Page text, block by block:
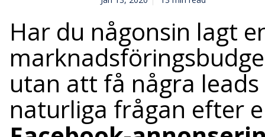
Har du någonsin lagt
utan att få några
naturliga frågan efter